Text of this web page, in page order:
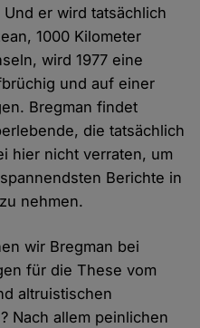
er wird tatsächlich
1000 Kilometer
wird 1977 eine
und auf einer
Bregman findet
die tatsächlich
hier nicht verraten, um
Berichte in
nehmen.
wir Bregman bei
für die These vom
altruistischen
Nach allem peinlichen